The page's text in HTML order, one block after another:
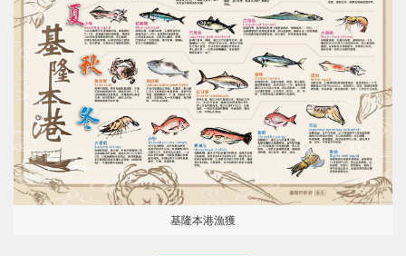
基隆本港漁獲